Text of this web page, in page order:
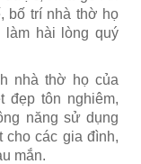
bố trí nhà thờ họ
làm hài lòng quý
nhà thờ họ của
đẹp tôn nghiêm,
năng sử dụng
cho các gia đình,
mắn.